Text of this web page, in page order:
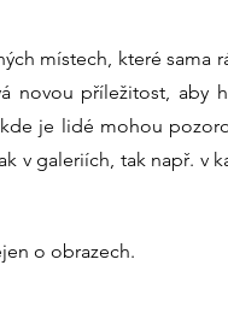
místech, které sama
novou příležitost, aby
je lidé mohou
v galeriích, tak např. v
o obrazech.